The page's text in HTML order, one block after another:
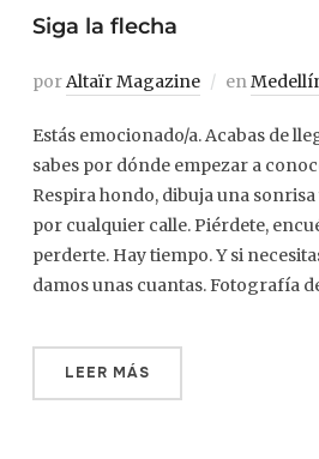
Siga la flecha
porAltaïr Magazine en
Estás emocionado/a. Acabas de
sabes por dónde empezar a
Respira hondo, dibuja una
por cualquier calle. Piérdete,
perderte. Hay tiempo. Y si
damos unas cuantas. Fotografía
LEER MÁS